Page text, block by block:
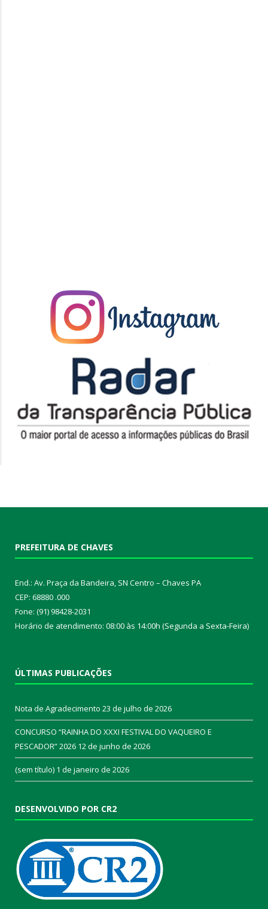
PREFEITURA DE CHAVES
End.: Av. Praça da Bandeira, SN Centro – Chaves PA
CEP: 68880 .000
Fone: (91) 98428-2031
Horário de atendimento: 08:00 às 14:00h (Segunda a Sexta-Feira)
ÚLTIMAS PUBLICAÇÕES
Nota de Agradecimento 23 de julho de 2026
CONCURSO “RAINHA DO XXXI FESTIVAL DO VAQUEIRO E
PESCADOR” 2026 12 de junho de 2026
(sem título) 1 de janeiro de 2026
DESENVOLVIDO POR CR2